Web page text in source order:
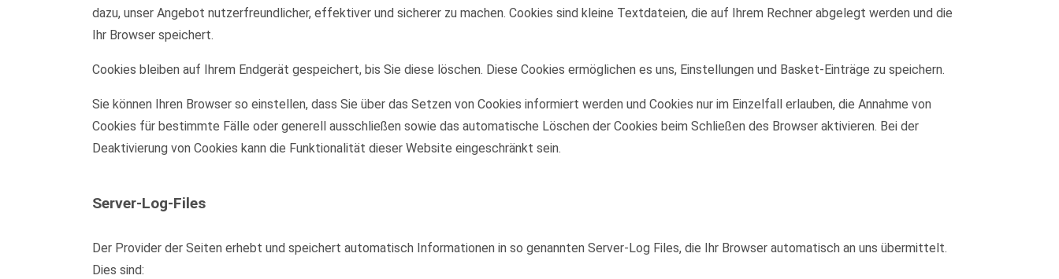
dazu, unser Angebot nutzerfreundlicher, effektiver und sicherer zu machen. Cookies sind kleine Textdateien, die auf Ihrem Rechner abgelegt werden und die
Ihr Browser speichert.
Cookies bleiben auf Ihrem Endgerät gespeichert, bis Sie diese löschen. Diese Cookies ermöglichen es uns, Einstellungen und Basket-Einträge zu speichern.
Sie können Ihren Browser so einstellen, dass Sie über das Setzen von Cookies informiert werden und Cookies nur im Einzelfall erlauben, die Annahme von
Cookies für bestimmte Fälle oder generell ausschließen sowie das automatische Löschen der Cookies beim Schließen des Browser aktivieren. Bei der
Deaktivierung von Cookies kann die Funktionalität dieser Website eingeschränkt sein.
Server-Log-Files
Der Provider der Seiten erhebt und speichert automatisch Informationen in so genannten Server-Log Files, die Ihr Browser automatisch an uns übermittelt.
Dies sind: